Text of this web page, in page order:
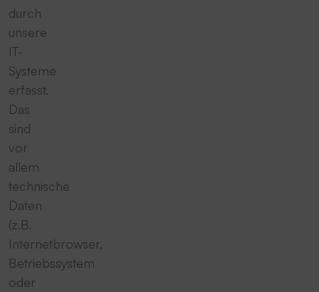
durch
unsere
IT-
Systeme
erfasst.
Das
sind
vor
allem
technische
Daten
(z.B.
Internetbrowser,
Betriebssystem
oder